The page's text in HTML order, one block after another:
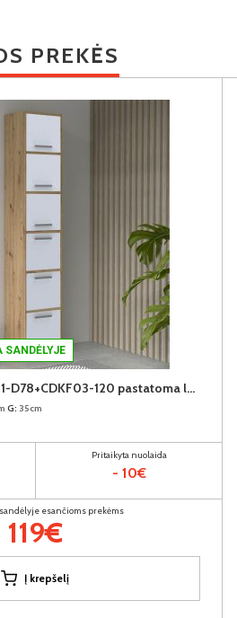
PREKĖS
SANDĖLYJE
CANDLEKEEP CDKR801-D78+CDKF03-120 pastatoma lentyna su durimis (6vnt.)
G: 35cm
Pritaikyta nuolaida
- 10€
esančioms prekėms
119€
Į krepšelį